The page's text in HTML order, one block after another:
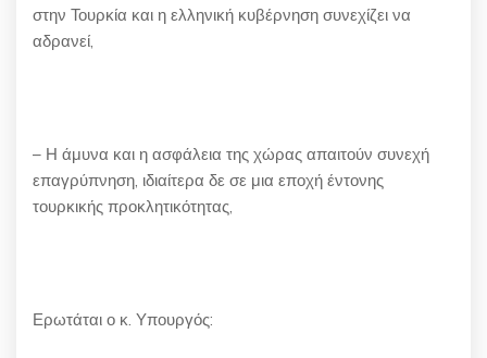
στην Τουρκία και η ελληνική κυβέρνηση συνεχίζει να
αδρανεί,
– Η άμυνα και η ασφάλεια της χώρας απαιτούν συνεχή
επαγρύπνηση, ιδιαίτερα δε σε μια εποχή έντονης
τουρκικής προκλητικότητας,
Ερωτάται ο κ. Υπουργός: